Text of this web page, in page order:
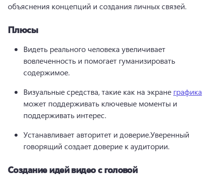
объяснения концепций и создания личных связей.
Плюсы
Видеть реального человека увеличивает
вовлеченность и помогает гуманизировать
содержимое.
Визуальные средства, такие как на экране графика
может поддерживать ключевые моменты и
поддерживать интерес.
Устанавливает авторитет и доверие.Уверенный
говорящий создает доверие к аудитории.
Создание идей видео с головой